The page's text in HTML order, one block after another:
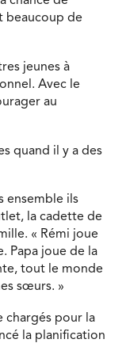
beaucoup de
jeunes à
Avec le
au
quand il y a des
ensemble ils
la cadette de
« Rémi joue
Papa joue de la
tout le monde
sœurs. »
chargés pour la
la planification